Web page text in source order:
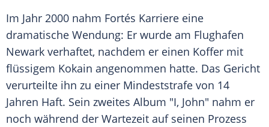
Im Jahr 2000 nahm Fortés Karriere eine
dramatische Wendung: Er wurde am Flughafen
Newark verhaftet, nachdem er einen Koffer mit
flüssigem Kokain angenommen hatte. Das Gericht
verurteilte ihn zu einer Mindeststrafe von 14
Jahren Haft. Sein zweites Album "I, John" nahm er
noch während der Wartezeit auf seinen Prozess